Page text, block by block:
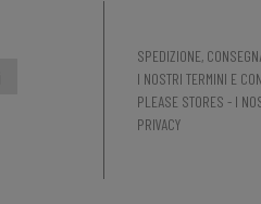
SPEDIZIONE,
I NOSTRI TERMINI E
PLEASE STORES - I
PRIVACY